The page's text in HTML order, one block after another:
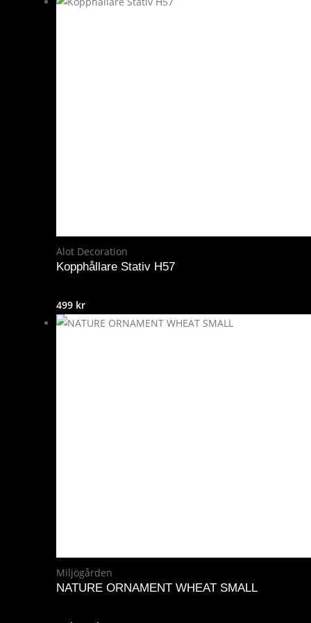
Alot Decoration
Kopphållare Stativ H57
499 kr
Miljögården
NATURE ORNAMENT WHEAT SMALL